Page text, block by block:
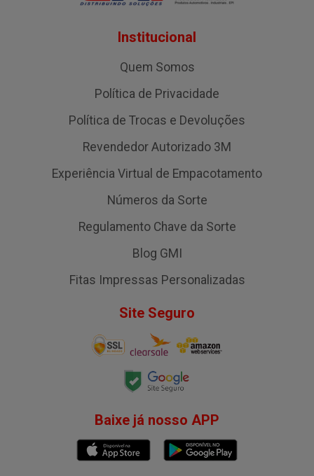
Institucional
Quem Somos
Política de Privacidade
Política de Trocas e Devoluções
Revendedor Autorizado 3M
Experiência Virtual de Empacotamento
Números da Sorte
Regulamento Chave da Sorte
Blog GMI
Fitas Impressas Personalizadas
Site Seguro
Baixe já nosso APP